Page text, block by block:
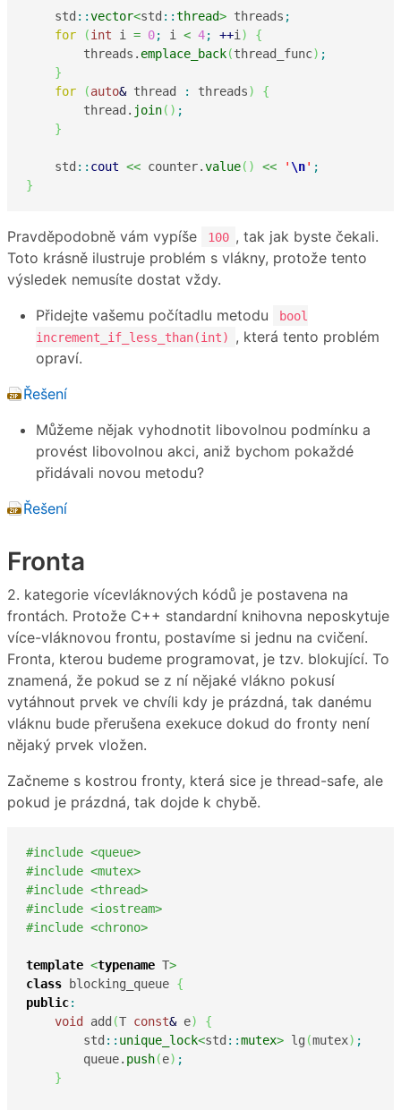
    std
::vector<std ::thread> threads ;
for
(int i = 0; i < 4; ++i )
{
        threads.
emplace_back(thread_func) ;
}
for
(auto& thread : threads)
{
        thread.
join( ) ;
}
    std
:: cout << counter.value( ) << ' \n' ;
}
Pravděpodobně vám vypíše 100 , tak jak byste čekali.
Toto krásně ilustruje problém s vlákny, protože tento
výsledek nemusíte dostat vždy.
Přidejte vašemu počítadlu metodu
bool
increment_if_less_than(int)
, která tento problém
opraví.
Řešení
Můžeme nějak vyhodnotit libovolnou podmínku a
provést libovolnou akci, aniž bychom pokaždé
přidávali novou metodu?
Řešení
Fronta
2. kategorie vícevláknových kódů je postavena na
frontách. Protože C++ standardní knihovna neposkytuje
více-vláknovou frontu, postavíme si jednu na cvičení.
Fronta, kterou budeme programovat, je tzv. blokující. To
znamená, že pokud se z ní nějaké vlákno pokusí
vytáhnout prvek ve chvíli kdy je prázdná, tak danému
vláknu bude přerušena exekuce dokud do fronty není
nějaký prvek vložen.
Začneme s kostrou fronty, která sice je thread-safe, ale
pokud je prázdná, tak dojde k chybě.
#include <queue>
#include <mutex>
#include <thread>
#include <iostream>
#include <chrono>
template <typename T>
class blocking_queue {
public:
void
add (T const& e)
{
        std
:: unique_lock<std ::mutex> lg (mutex) ;
        queue.
push(e) ;
}